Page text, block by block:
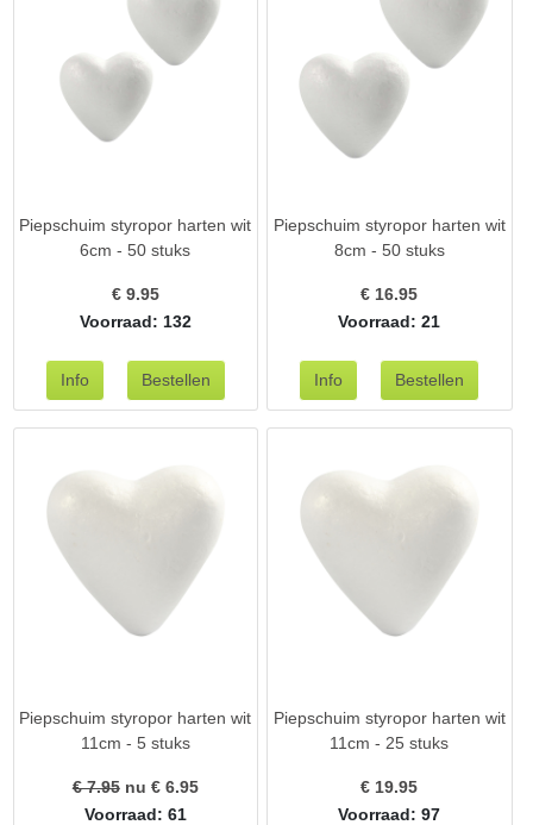
Piepschuim styropor harten wit
6cm - 50 stuks
€ 9.95
Voorraad: 132
Piepschuim styropor harten wit
8cm - 50 stuks
€ 16.95
Voorraad: 21
Piepschuim styropor harten wit
11cm - 5 stuks
€ 7.95nu € 6.95
Voorraad: 61
Piepschuim styropor harten wit
11cm - 25 stuks
€ 19.95
Voorraad: 97